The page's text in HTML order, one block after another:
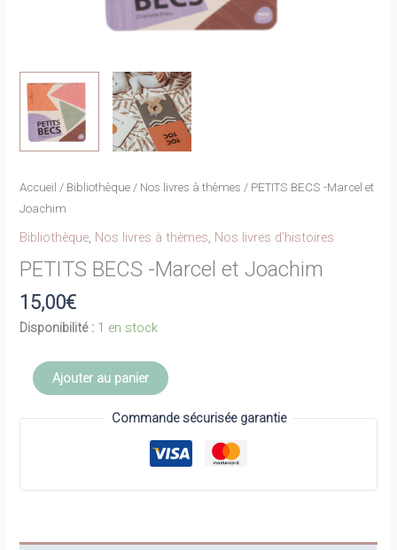
Accueil / Bibliothèque / Nos livres à thèmes / PETITS BECS -Marcel et
Joachim
Bibliothèque, Nos livres à thèmes, Nos livres d’histoires
PETITS BECS -Marcel et Joachim
15,00€
Disponibilité : 1 en stock
quantitéAjouter au panier
Commande sécurisée garantie